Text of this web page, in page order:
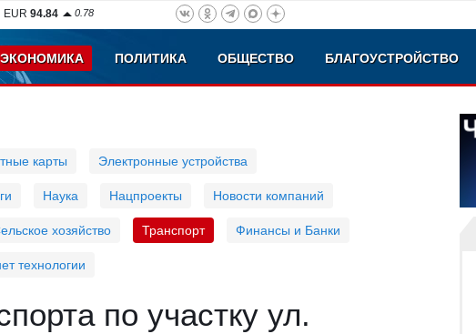
EUR 94.84 0.78
ЭКОНОМИКА ПОЛИТИКА ОБЩЕСТВО БЛАГОУСТРОЙСТВО
карты Электронные устройства
Наука Нацпроекты Новости компаний
хозяйство Транспорт Финансы и Банки
технологии
по участку ул.